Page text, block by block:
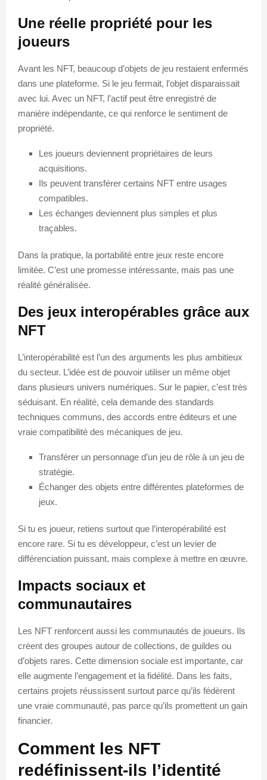
Une réelle propriété pour les
joueurs
Avant les NFT, beaucoup d’objets de jeu restaient enfermés
dans une plateforme. Si le jeu fermait, l’objet disparaissait
avec lui. Avec un NFT, l’actif peut être enregistré de
manière indépendante, ce qui renforce le sentiment de
propriété.
Les joueurs deviennent propriétaires de leurs
acquisitions.
Ils peuvent transférer certains NFT entre usages
compatibles.
Les échanges deviennent plus simples et plus
traçables.
Dans la pratique, la portabilité entre jeux reste encore
limitée. C’est une promesse intéressante, mais pas une
réalité généralisée.
Des jeux interopérables grâce aux
NFT
L’interopérabilité est l’un des arguments les plus ambitieux
du secteur. L’idée est de pouvoir utiliser un même objet
dans plusieurs univers numériques. Sur le papier, c’est très
séduisant. En réalité, cela demande des standards
techniques communs, des accords entre éditeurs et une
vraie compatibilité des mécaniques de jeu.
Transférer un personnage d’un jeu de rôle à un jeu de
stratégie.
Échanger des objets entre différentes plateformes de
jeux.
Si tu es joueur, retiens surtout que l’interopérabilité est
encore rare. Si tu es développeur, c’est un levier de
différenciation puissant, mais complexe à mettre en œuvre.
Impacts sociaux et
communautaires
Les NFT renforcent aussi les communautés de joueurs. Ils
créent des groupes autour de collections, de guildes ou
d’objets rares. Cette dimension sociale est importante, car
elle augmente l’engagement et la fidélité. Dans les faits,
certains projets réussissent surtout parce qu’ils fédèrent
une vraie communauté, pas parce qu’ils promettent un gain
financier.
Comment les NFT
redéfinissent-ils l’identité